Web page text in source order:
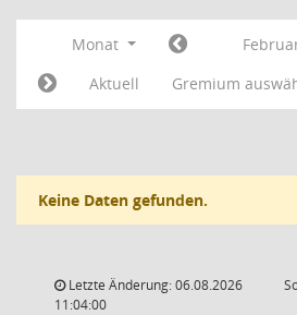
Monat
Aktuell
Gremium
Keine Daten gefunden.
Letzte Änderung: 06.08.2026
11:04:00